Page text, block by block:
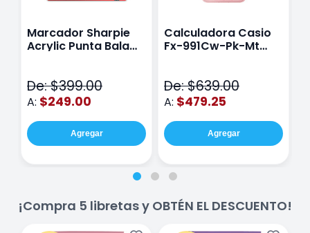
Marcador Sharpie
Acrylic Punta Bala
De: $399.00
A: $249.00
Agregar
Calculadora Casio
Fx-991Cw-Pk-Mt
De: $639.00
A: $479.25
Agregar
¡Compra 5 libretas y OBTÉN EL DESCUENTO!